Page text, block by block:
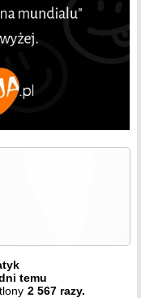
temu
2 567 razy.